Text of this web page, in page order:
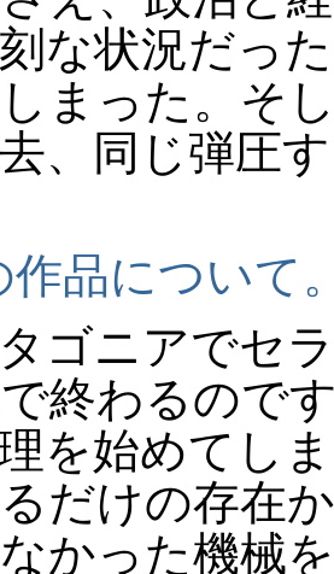
な状況だっ
まった。そ
、同じ弾圧
作品について
ゴニアでセ
終わるので
を始めてし
だけの存在
かった機械